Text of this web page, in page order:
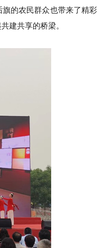
的农民群众也带来了精
建共享的桥梁。